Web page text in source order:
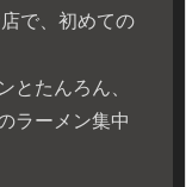
で、初めての
とたんろん、
ラーメン集中